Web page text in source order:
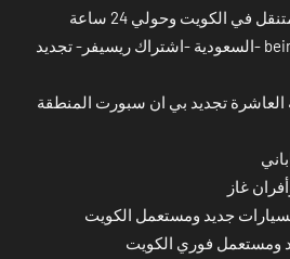
في الكويت وحولي 24 ساعة
بي ان سبورت - bein sport -السعودية -اشتراك ريسيفر- تجديد
تجديد بي ان سبورت المنطقة
غاز
جديد ومستعمل الكويت
ومستعمل فوري الكويت